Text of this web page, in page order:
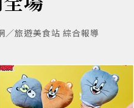
／旅遊美食站 綜合報導